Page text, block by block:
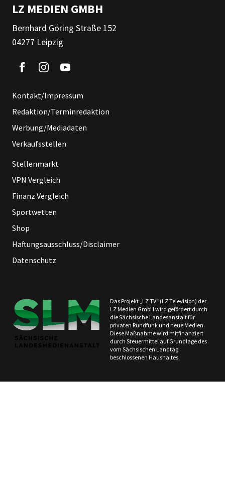
LZ MEDIEN GMBH
Bernhard Göring Straße 152
04277 Leipzig
Kontakt/Impressum
Redaktion/Terminredaktion
Werbung/Mediadaten
Verkaufsstellen
Stellenmarkt
VPN Vergleich
Finanz Vergleich
Sportwetten
Shop
Haftungsausschluss/Disclaimer
Datenschutz
Das Projekt „LZ TV“ (LZ Television) der
LZ Medien GmbH wird gefördert durch
die Sächsische Landesanstalt für
privaten Rundfunk und neue Medien.
Diese Maßnahme wird mitfinanziert
durch Steuermittel auf Grundlage des
vom Sächsischen Landtag
beschlossenen Haushaltes.